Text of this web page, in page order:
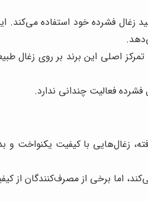
زغال فشرده خود استفاده
تمرکز اصلی این برند بر روی
فعالیت چندانی ندارد.
زغال‌هایی با کیفیت یکنواخت
اما برخی از مصرف‌کنندگان از